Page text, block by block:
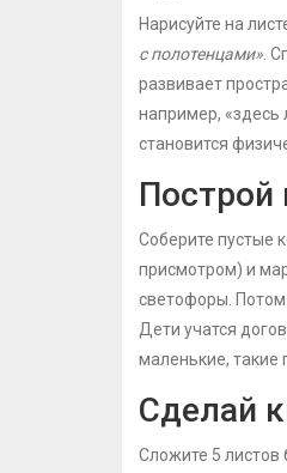
Нарисуйте на
с полотенцами» .
развивает
например, «здесь
становится
Построй
Соберите пустые
присмотром) и
светофоры. Потом
Дети учатся
маленькие, такие
Сделай
Сложите 5 листов